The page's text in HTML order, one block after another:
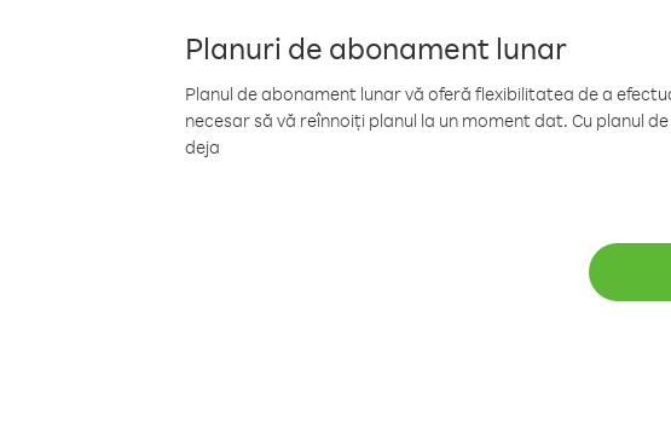
Planuri de abonament lunar
Planul de abonament lunar vă oferă flexibilitatea de a
necesar să vă reînnoiți planul la un moment dat. Cu planul
deja